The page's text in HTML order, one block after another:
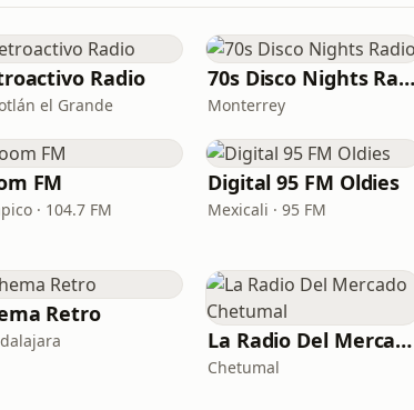
Radio
el Grande
70s Disco
Monterrey
FM
· 104.7 FM
Digital 95 FM Oldies
Mexicali · 95 FM
Retro
La Radio Del Mercado Chetumal
Chetumal